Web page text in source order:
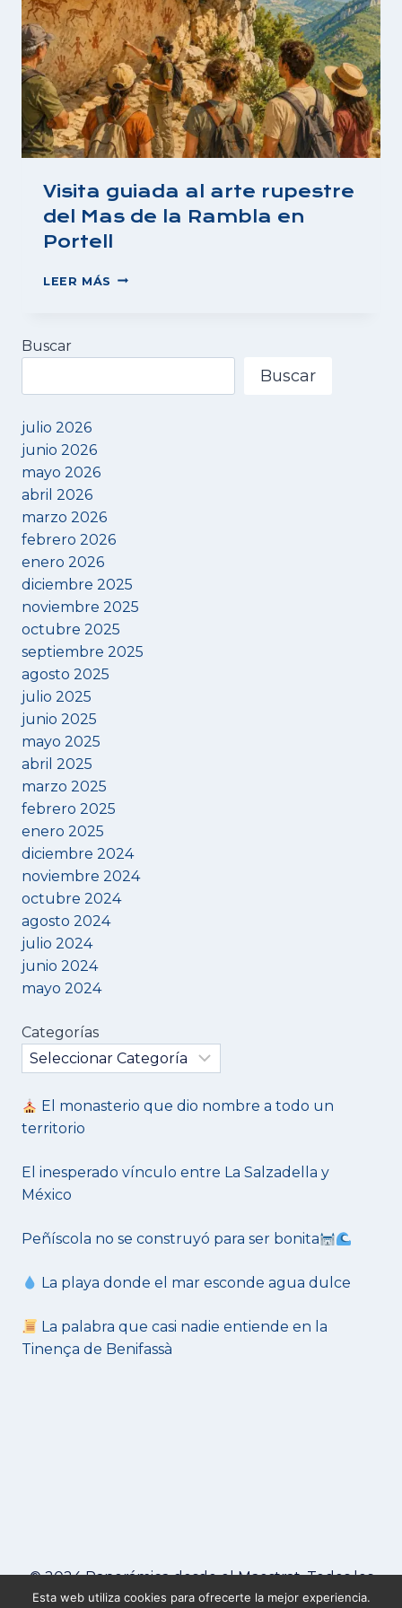
Visita guiada al arte rupestre
del Mas de la Rambla en
Portell
LEER MÁS VISITA
Buscar
Buscar
julio 2026
junio 2026
mayo 2026
abril 2026
marzo 2026
febrero 2026
enero 2026
diciembre 2025
noviembre 2025
octubre 2025
septiembre 2025
agosto 2025
julio 2025
junio 2025
mayo 2025
abril 2025
marzo 2025
febrero 2025
enero 2025
diciembre 2024
noviembre 2024
octubre 2024
agosto 2024
julio 2024
junio 2024
mayo 2024
Categorías
El monasterio que dio nombre a todo un
territorio
El inesperado vínculo entre La Salzadella y
México
Peñíscola no se construyó para ser bonita
La playa donde el mar esconde agua dulce
La palabra que casi nadie entiende en la
Tinença de Benifassà
© 2024 Panorámica desde el Maestrat. Todos los
derechos reservados.
Esta web utiliza cookies para ofrecerte la mejor experiencia.